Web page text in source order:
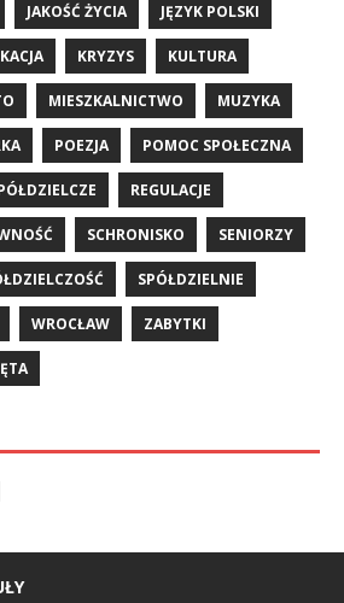
JAKOŚĆ ŻYCIA JĘZYK POLSKI
KRYZYS KULTURA
MIESZKALNICTWO MUZYKA
POEZJA POMOC SPOŁECZNA
REGULACJE
SCHRONISKO SENIORZY
SPÓŁDZIELNIE
WROCŁAW ZABYTKI